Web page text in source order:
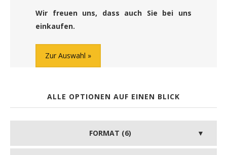
Wir freuen uns, dass auch Sie bei uns
einkaufen.
Zur Auswahl
ALLE OPTIONEN AUF EINEN BLICK
FORMAT (6)